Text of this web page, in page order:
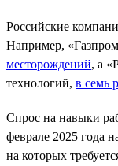
Российские
Например,
месторождений, а
технологий, в семь
Спрос на навыки
феврале 2025 года
на которых